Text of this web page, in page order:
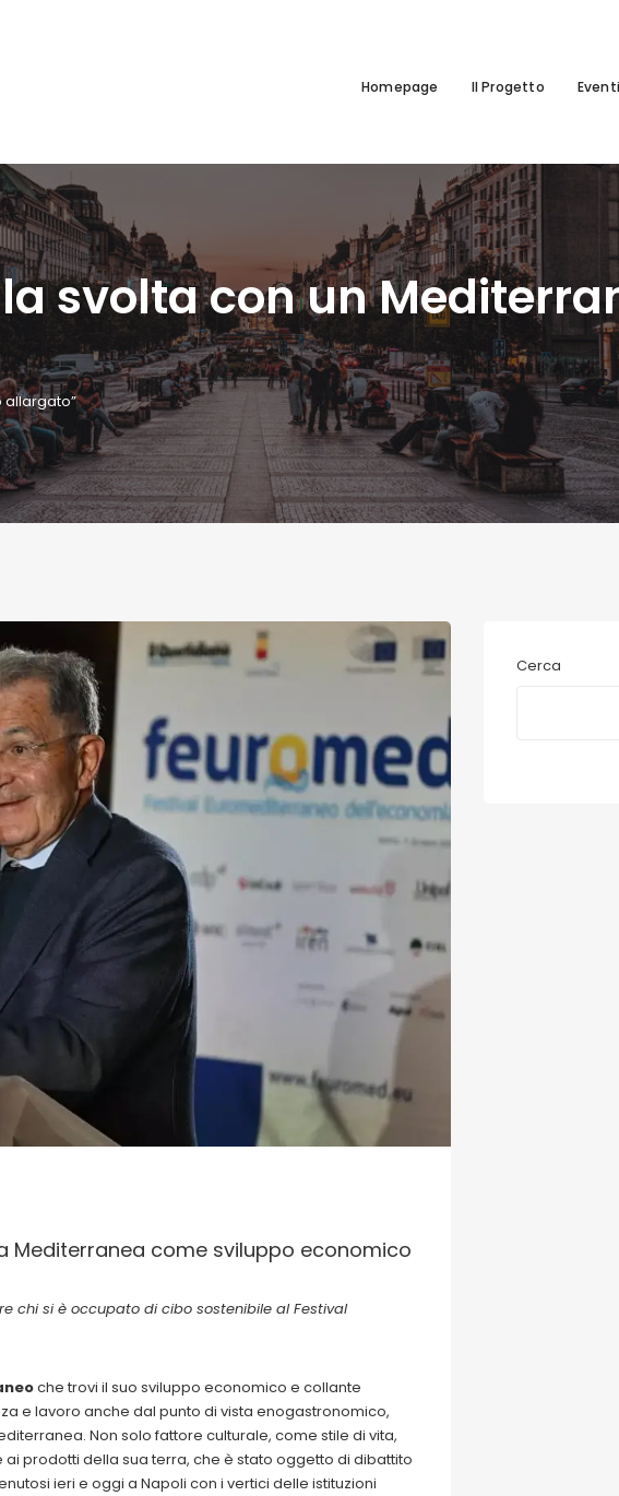
Homepage Il Progetto Eventi
svolta con un
allargato”
Mediterranea come sviluppo economico
chi si è occupato di cibo sostenibile al Festival
che trovi il suo sviluppo economico e collante
e lavoro anche dal punto di vista enogastronomico,
Non solo fattore culturale, come stile di vita,
prodotti della sua terra, che è stato oggetto di dibattito
ieri e oggi a Napoli con i vertici delle istituzioni
Cerca